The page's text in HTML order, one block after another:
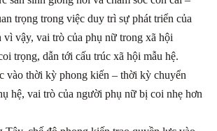
trọng trong việc duy trì sự phát triển của
vì vậy, vai trò của phụ nữ trong xã hội
trọng, dẫn tới cấu trúc xã hội mẫu hệ.
vào thời kỳ phong kiến –thời kỳ chuyển
hệ, vai trò của người phụ nữ bị coi nhẹ hơn